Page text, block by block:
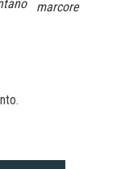
marcore